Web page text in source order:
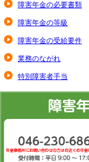
障害年金の必要書類
障害年金の等級
障害年金の受給要件
業務のながれ
特別障害者手当